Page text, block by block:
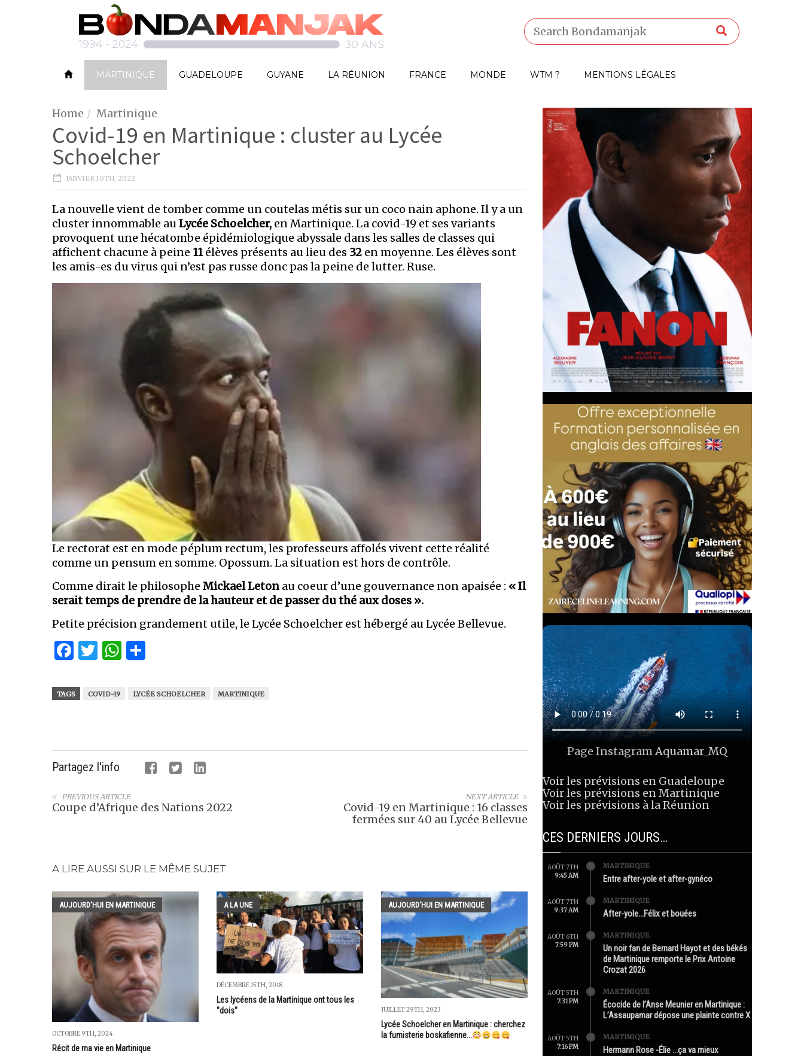
MARTINIQUE GUADELOUPE GUYANE LA RÉUNION FRANCE MONDE WTM ? MENTIONS LÉGALES
Home Martinique
Covid-19 en Martinique : cluster au Lycée
Schoelcher
JANVIER 10TH, 2022
La nouvelle vient de tomber comme un coutelas métis sur un coco nain aphone. Il y a un
cluster innommable auLycée Schoelcher, en Martinique. La covid-19 et ses variants
provoquent une hécatombe épidémiologique abyssale dans les salles de classes qui
affichent chacune à peine 11 élèves présents au lieu des 32 en moyenne. Les élèves sont
les amis-es du virus qui n’est pas russe donc pas la peine de lutter. Ruse.
Le rectorat est en mode péplum rectum, les professeurs affolés vivent cette réalité
comme un pensum en somme. Opossum. La situation est hors de contrôle.
Comme dirait le philosophe Mickael Leton au coeur d’une gouvernance non apaisée : « Il
serait temps de prendre de la hauteur et de passer du thé aux doses ».
Petite précision grandement utile, le Lycée Schoelcher est hébergé au Lycée Bellevue.
Facebook
Twitter
WhatsApp
TAGS COVID-19 LYCÉE SCHOELCHER MARTINIQUE
Partagez l'info
NEXT ARTICLE
Covid-19 en Martinique : 16 classes
fermées sur 40 au Lycée Bellevue
PREVIOUS ARTICLE
Coupe d’Afrique des Nations 2022
A LIRE AUSSI SUR LE MÊME SUJET
AUJOURD'HUI EN MARTINIQUE
OCTOBRE 9TH, 2024
Récit de ma vie en Martinique
A LA UNE
DÉCEMBRE 15TH, 2018
Les lycéens de la Martinique ont tous les
"dois"
AUJOURD'HUI EN MARTINIQUE
JUILLET 29TH, 2023
Lycée Schoelcher en Martinique : cherchez
la fumisterie boskafienne...
Page InstagramAquamar_MQ
Voir les prévisions en Guadeloupe
Voir les prévisions en Martinique
Voir les prévisions à la Réunion
CES DERNIERS JOURS…
AOÛT 7TH
9:45 AM
MARTINIQUE
Entre after-yole et after-gynéco
AOÛT 7TH
9:37 AM
MARTINIQUE
After-yole…Félix et bouées
AOÛT 6TH
7:59 PM
MARTINIQUE
Un noir fan de Bernard Hayot et des békés
de Martinique remporte le Prix Antoine
Crozat 2026
AOÛT 5TH
7:31 PM
MARTINIQUE
Écocide de l’Anse Meunier en Martinique :
L’Assaupamar dépose une plainte contre X
AOÛT 5TH
7:16 PM
MARTINIQUE
Hermann Rose -Élie …ça va mieux